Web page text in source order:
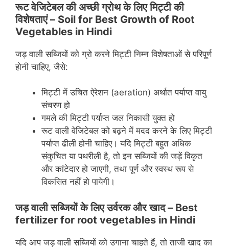
रूट वेजिटेबल की अच्छी ग्रोथ के लिए मिट्टी की
विशेषताएं – Soil for Best Growth of Root
Vegetables in Hindi
जड़ वाली सब्जियों को ग्रो करने मिट्टी निम्न विशेषताओं से परिपूर्ण
होनी चाहिए, जैसे:
मिट्टी में उचित ऐरेशन (aeration) अर्थात पर्याप्त वायु
संचरण हो
गमले की मिट्टी पर्याप्त जल निकासी युक्त हो
रूट वाली वेजिटेबल को बढ़ने में मदद करने के लिए मिट्टी
पर्याप्त ढीली होनी चाहिए। यदि मिट्टी बहुत अधिक
संकुचित या पथरीली है, तो इन सब्जियों की जड़ें विकृत
और कांटेदार हो जाएगी, तथा पूर्ण और स्वस्थ रूप से
विकसित नहीं हो पायेगी।
जड़ वाली सब्जियों के लिए उर्वरक और खाद – Best
fertilizer for root vegetables in Hindi
यदि आप जड़ वाली सब्जियों को उगाना चाहते हैं, तो ताजी खाद का